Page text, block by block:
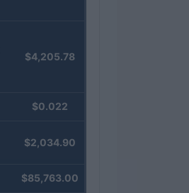
$4,205.78
$0.022
$2,034.90
$85,763.00